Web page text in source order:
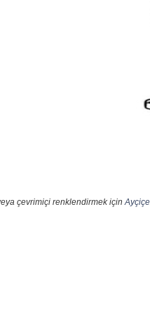
çevrimiçi renklendirmek için